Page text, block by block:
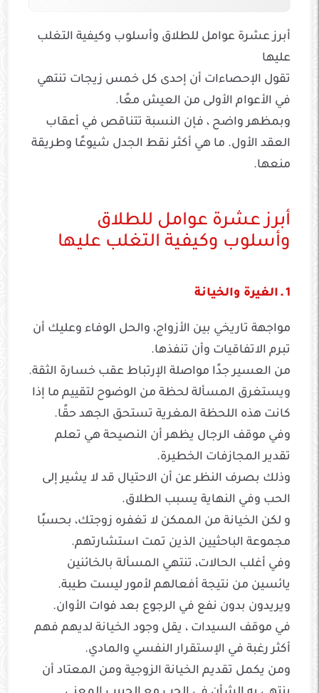
أبرز عشرة عوامل للطلاق وأسلوب وكيفية التغلب
عليها
تقول الإحصاءات أن إحدى كل خمس زيجات تنتهي
في الأعوام الأولى من العيش معًا.
وبمظهر واضح ، فإن النسبة تتناقص في أعقاب
العقد الأول. ما هي أكثر نقط الجدل شيوعًا وطريقة
منعها.
أبرز عشرة عوامل للطلاق
وأسلوب وكيفية التغلب عليها
1 ـ الغيرة والخيانة
مواجهة تاريخي بين الأزواج، والحل الوفاء وعليك أن
تبرم الاتفاقيات وأن تنفذها.
من العسير جدًا مواصلة الإرتباط عقب خسارة الثقة.
ويستغرق المسألة لحظة من الوضوح لتقييم ما إذا
كانت هذه اللحظة المغرية تستحق الجهد حقًا.
وفي موقف الرجال يظهر أن النصيحة هي تعلم
تقدير المجازفات الخطيرة.
وذلك بصرف النظر عن أن الاحتيال قد لا يشير إلى
الحب وفي النهاية يسبب الطلاق.
و لكن الخيانة من الممكن لا تغفره زوجتك، بحسبًا
مجموعة الباحثيين الذين تمت استشارتهم.
وفي أغلب الحالات، تنتهي المسألة بالخائنين
يائسين من نتيجة أفعالهم لأمور ليست طيبة.
ويريدون بدون نفع في الرجوع بعد فوات الأوان.
في موقف السيدات ، يقل وجود الخيانة لديهم فهم
أكثر رغبة في الإستقرار النفسي والمادي.
ومن يكمل تقديم الخيانة الزوجية ومن المعتاد أن